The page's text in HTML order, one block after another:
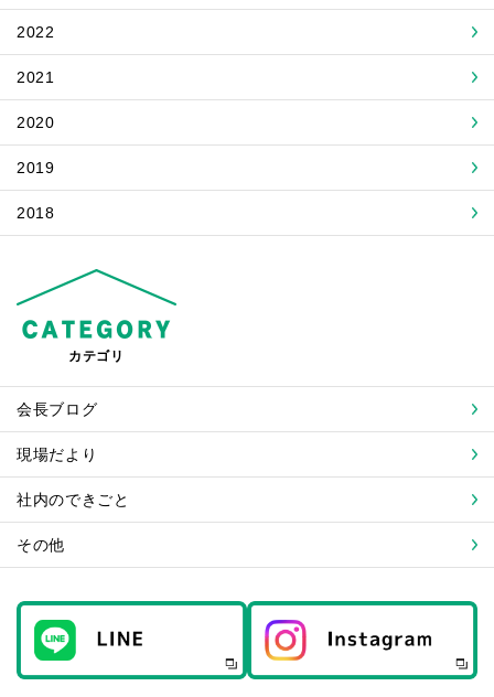
2022
2021
2020
2019
2018
カテゴリ
会長ブログ
現場だより
社内のできごと
その他